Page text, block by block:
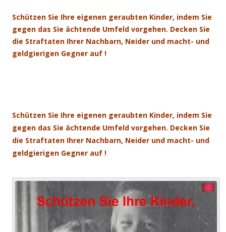
Schützen Sie Ihre eigenen geraubten Kinder, indem Sie
gegen das Sie ächtende Umfeld vorgehen. Decken Sie
die Straftaten Ihrer Nachbarn, Neider und macht- und
geldgierigen Gegner auf !
Schützen Sie Ihre eigenen geraubten Kinder, indem Sie
gegen das Sie ächtende Umfeld vorgehen. Decken Sie
die Straftaten Ihrer Nachbarn, Neider und macht- und
geldgierigen Gegner auf !